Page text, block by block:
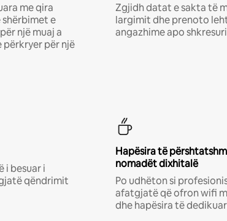
me qira
e
një muaj a
përkryer për një
Zgjidh datat e sakta të
largimit dhe prenoto
angazhime apo
i besuar i
qëndrimit
Hapësira të
nomadët dixhitalë
Po udhëton si
afatgjatë që ofron wifi
dhe hapësira të